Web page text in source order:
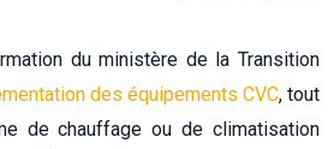
du ministère de la Transition
des équipements CVC, tout
de chauffage ou de climatisation